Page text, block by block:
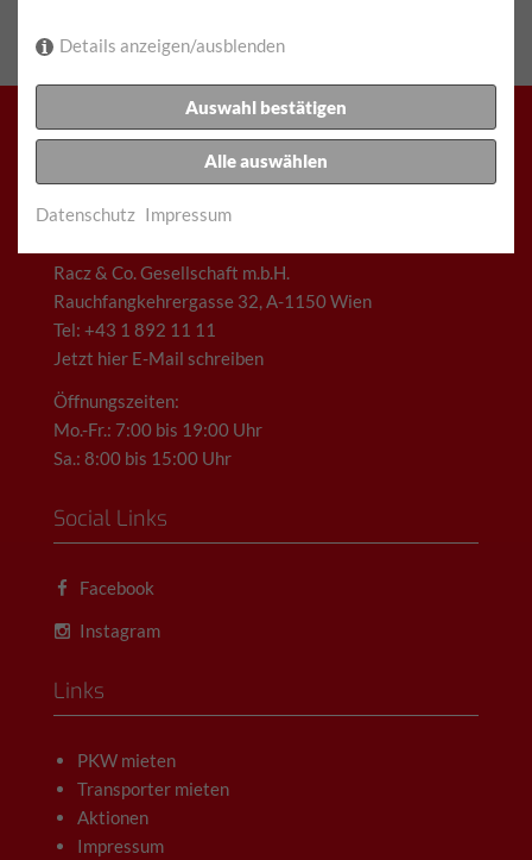
FunCar
Racz & Co. Gesellschaft m.b.H.
Rauchfangkehrergasse 32, A-1150 Wien
Tel: +43 1 892 11 11
Jetzt hier E-Mail schreiben
Öffnungszeiten:
Mo.-Fr.: 7:00 bis 19:00 Uhr
Sa.: 8:00 bis 15:00 Uhr
Social Links
Facebook
Instagram
Links
PKW mieten
Transporter mieten
Aktionen
Impressum
Details anzeigen/ausblenden
Auswahl bestätigen
Alle auswählen
Datenschutz Impressum